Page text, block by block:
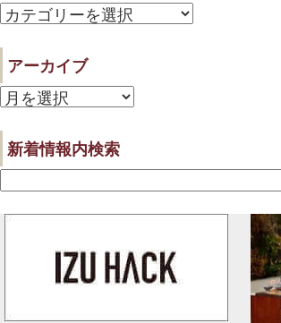
カ
テ
ゴ
リ
ー
アーカイブ
ア
ー
カ
ブ
新着情報内検索